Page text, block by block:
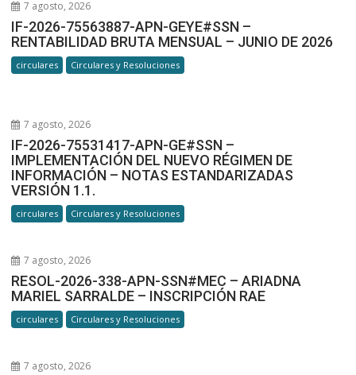
7 agosto, 2026
IF-2026-75563887-APN-GEYE#SSN –
RENTABILIDAD BRUTA MENSUAL – JUNIO DE 2026
circulares Circulares y Resoluciones
7 agosto, 2026
IF-2026-75531417-APN-GE#SSN –
IMPLEMENTACIÓN DEL NUEVO RÉGIMEN DE
INFORMACIÓN – NOTAS ESTANDARIZADAS
VERSIÓN 1.1.
circulares Circulares y Resoluciones
7 agosto, 2026
RESOL-2026-338-APN-SSN#MEC – ARIADNA
MARIEL SARRALDE – INSCRIPCIÓN RAE
circulares Circulares y Resoluciones
7 agosto, 2026